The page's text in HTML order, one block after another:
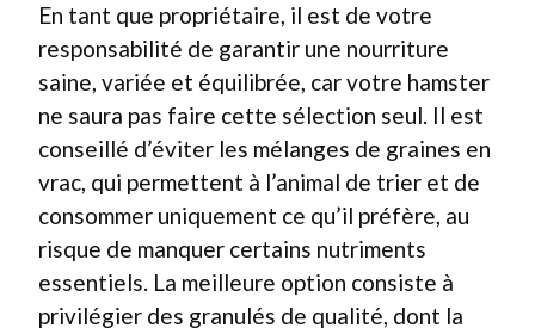
En tant que propriétaire, il est de votre
responsabilité de garantir une nourriture
saine, variée et équilibrée, car votre hamster
ne saura pas faire cette sélection seul. Il est
conseillé d’éviter les mélanges de graines en
vrac, qui permettent à l’animal de trier et de
consommer uniquement ce qu’il préfère, au
risque de manquer certains nutriments
essentiels. La meilleure option consiste à
privilégier des granulés de qualité, dont la